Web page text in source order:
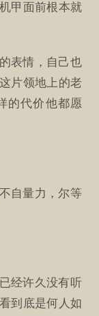
甲面前根本就
表情，自己也
片领地上的老
的代价他都愿
自量力，尔等
经许久没有听
到底是何人如